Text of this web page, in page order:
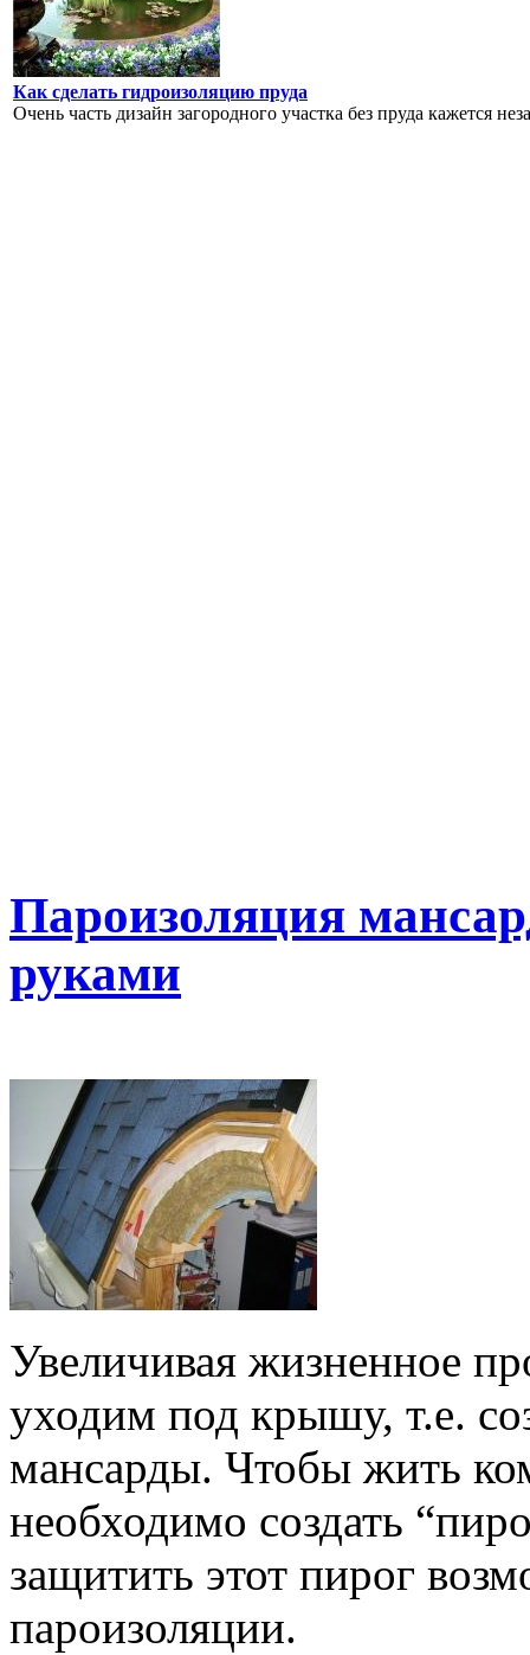
Как сделать гидроизоляцию пруда
Очень часть дизайн загородного участка без пруда кажется
Пароизоляция
руками
Увеличивая жизненное
уходим под крышу, т.е.
мансарды. Чтобы жить
необходимо создать
защитить этот пирог
пароизоляции.